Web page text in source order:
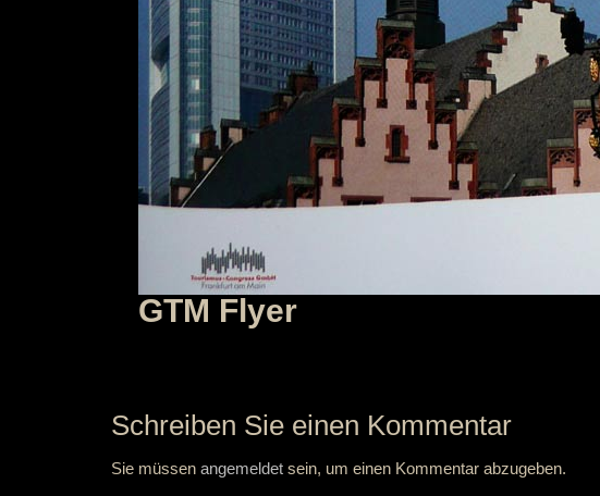
GTM Flyer
Schreiben Sie einen Kommentar
Sie müssen angemeldet sein, um einen Kommentar abzugeben.